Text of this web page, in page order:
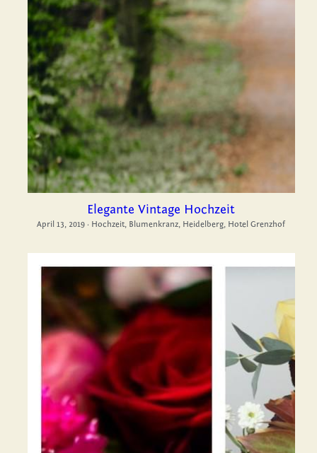
Elegante Vintage Hochzeit
April 13, 2019 · Hochzeit, Blumenkranz, Heidelberg, Hotel Grenzhof